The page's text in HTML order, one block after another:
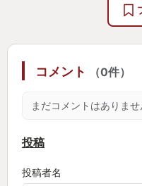
コメント （0件）
まだコメントはありませ
投稿
投稿者名